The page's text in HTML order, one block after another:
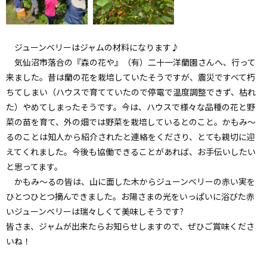
ジューンベリーはジャムの材料になります♪
気仙沼市落合の『森の花や』（有）二十一洋蘭園さんへ、行って
来ました。昔は蘭の花を栽培していたそうですが、震災ですべて朽
ちてしまい（ハウスで育てていたので停電で温度調整できず、枯れ
た）やめてしまったそうです。今は、ハウスで様々な品種の花と野
菜の苗を育て、外の畑では野菜を栽培しているとのこと。かもみ～
るのことは知人から紹介されたと連絡をくださり、とても親切に迎
えてくれました。今後も協働できることがあれば、お手伝いしたい
と思ってます。
かもみ～るの皆は、山に面した木からジューンベリーの赤い実を
ひとつひとつ摘んできました。お陽さまの光をいっぱいに浴びた赤
いジューンベリーは瑞々しくて美味しそうです?
皆さま、ジャムが出来たらお知らせしますので、ぜひご賞味くださ
いね！